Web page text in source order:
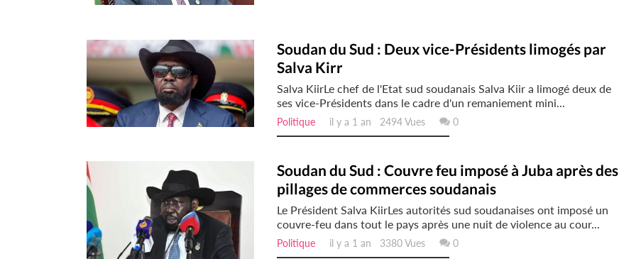
Soudan du Sud : Deux vice-Présidents limogés par
Salva Kirr
Salva KiirLe chef de l'Etat sud soudanais Salva Kiir a limogé deux de
ses vice-Présidents dans le cadre d'un remaniement mini...
Politique il y a 1 an 2494 Vues 0
Soudan du Sud : Couvre feu imposé à Juba après des
pillages de commerces soudanais
Le Président Salva KiirLes autorités sud soudanaises ont imposé un
couvre-feu dans tout le pays après une nuit de violence au cour...
Politique il y a 1 an 3380 Vues 0